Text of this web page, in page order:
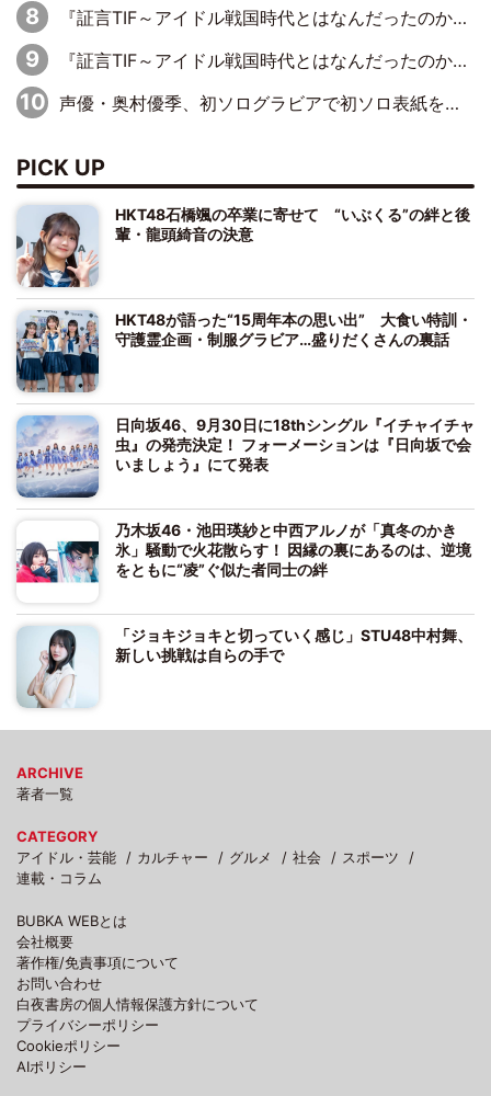
『証言TIF～アイドル戦国時代とはなんだったのか～』第11回：私立恵比寿中学・真山りか×安本彩花「TIFで10年ぶりのキョンシーメイクをしたら、場を完全に引かせてしまって。時代が変わったんだなって」
『証言TIF～アイドル戦国時代とはなんだったのか～』第6回：でんぱ組.inc・古川未鈴×相沢梨紗「『ハロプロやりたかったな』って言ったら、夢眠ねむさんに『てめえはでんぱ組．incなんだよ！』って肩パンされて(笑)」
声優・奥村優季、初ソログラビアで初ソロ表紙を飾る！ 初めて見せる表情や、声優を志したきっかけなどを語った必読のインタビューを掲載
PICK UP
HKT48石橋颯の卒業に寄せて “いぶくる”の絆と後
輩・龍頭綺音の決意
HKT48が語った“15周年本の思い出” 大食い特訓・
守護霊企画・制服グラビア…盛りだくさんの裏話
日向坂46、9月30日に18thシングル『イチャイチャ
虫』の発売決定！ フォーメーションは『日向坂で会
いましょう』にて発表
乃木坂46・池田瑛紗と中西アルノが「真冬のかき
氷」騒動で火花散らす！ 因縁の裏にあるのは、逆境
をともに“凌”ぐ似た者同士の絆
「ジョキジョキと切っていく感じ」STU48中村舞、
新しい挑戦は自らの手で
ARCHIVE
著者一覧
CATEGORY
アイドル・芸能
カルチャー グルメ 社会
スポーツ
連載・コラム
BUBKA WEBとは
会社概要
著作権/免責事項について
お問い合わせ
白夜書房の個人情報保護方針について
プライバシーポリシー
Cookieポリシー
AIポリシー